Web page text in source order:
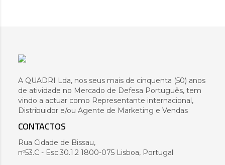
A QUADRI Lda, nos seus mais de cinquenta (50) anos
de atividade no Mercado de Defesa Português, tem
vindo a actuar como Representante internacional,
Distribuidor e/ou Agente de Marketing e Vendas
CONTACTOS
Rua Cidade de Bissau,
nº53.C - Esc.30.1.2 1800-075 Lisboa, Portugal